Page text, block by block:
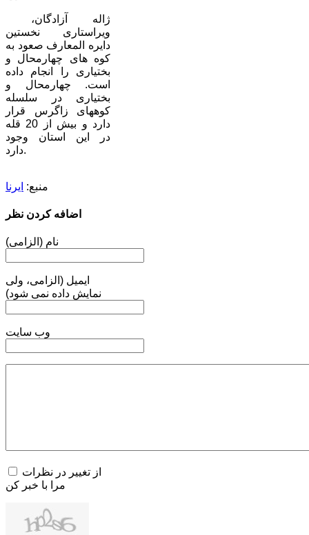
ویراستاری نخستین
دایره المعارف صعود به
کوه های چهارمحال و
بختیاری را انجام داده
است. چهارمحال و
بختیاری در سلسله
کوههای زاگرس قرار
دارد و بیش از 20 قله
در این استان وجود
دارد.
منبع: ایرنا
اضافه کردن نظر
نام (الزامی)
ایمیل (الزامی، ولی
نمایش داده نمی شود)
وب سایت
از تغییر در نظرات
مرا با خبر کن